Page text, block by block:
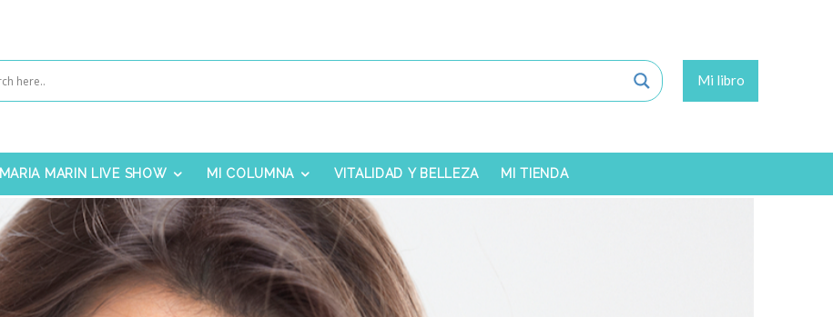
Mi libro
MARIA MARIN LIVE SHOW MI COLUMNA VITALIDAD Y BELLEZA MI TIENDA